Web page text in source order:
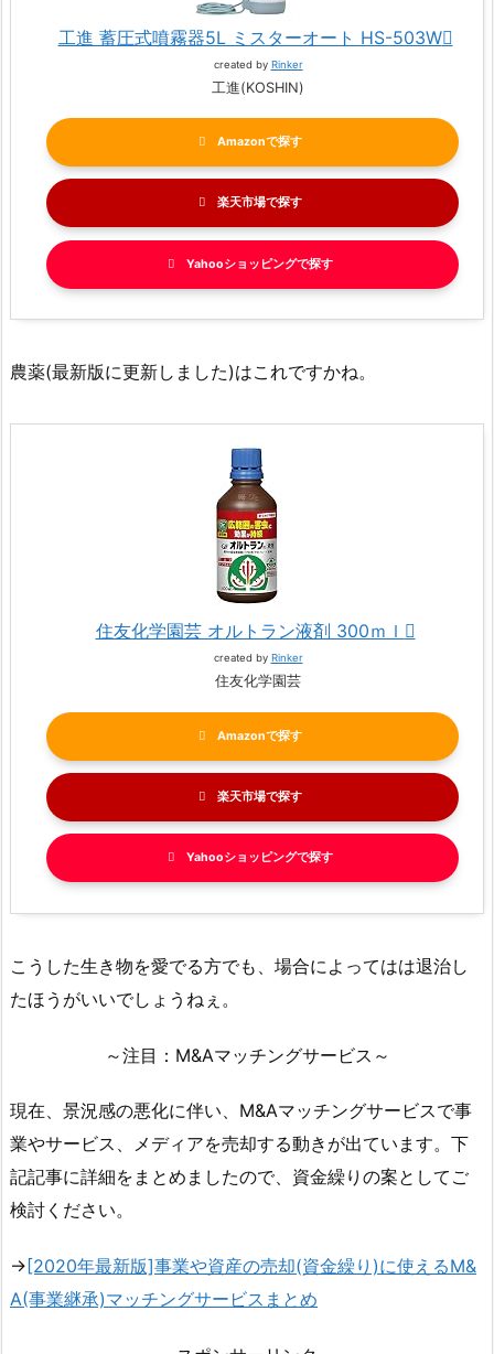
工進 蓄圧式噴霧器5L ミスターオート HS-503W
created by Rinker
工進(KOSHIN)
Amazon
楽天市場
Yahooショッピング
農薬(最新版に更新しました)はこれですかね。
住友化学園芸 オルトラン液剤 300ｍｌ
created by Rinker
住友化学園芸
Amazon
楽天市場
Yahooショッピング
こうした生き物を愛でる方でも、場合によってはは退治し
たほうがいいでしょうねぇ。
～注目：M&Aマッチングサービス～
現在、景況感の悪化に伴い、M&Aマッチングサービスで事
業やサービス、メディアを売却する動きが出ています。下
記記事に詳細をまとめましたので、資金繰りの案としてご
検討ください。
→ [2020年最新版]事業や資産の売却(資金繰り)に使えるM&
A(事業継承)マッチングサービスまとめ